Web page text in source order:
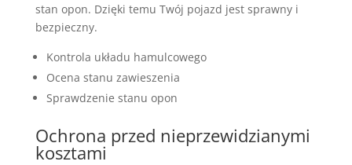
stan opon. Dzięki temu Twój pojazd jest sprawny i
bezpieczny.
Kontrola układu hamulcowego
Ocena stanu zawieszenia
Sprawdzenie stanu opon
Ochrona przed nieprzewidzianymi
kosztami